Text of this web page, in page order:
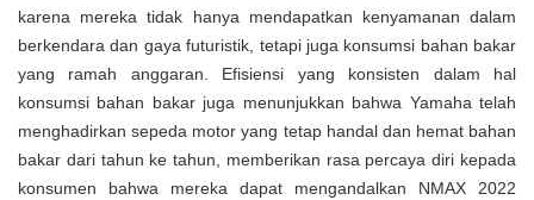
karena mereka tidak hanya mendapatkan kenyamanan dalam
berkendara dan gaya futuristik, tetapi juga konsumsi bahan bakar
yang ramah anggaran. Efisiensi yang konsisten dalam hal
konsumsi bahan bakar juga menunjukkan bahwa Yamaha telah
menghadirkan sepeda motor yang tetap handal dan hemat bahan
bakar dari tahun ke tahun, memberikan rasa percaya diri kepada
konsumen bahwa mereka dapat mengandalkan NMAX 2022